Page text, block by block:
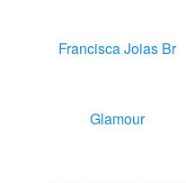
Francisca Joias Br
Glamour